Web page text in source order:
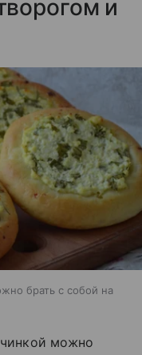
и
брать с собой на
можно